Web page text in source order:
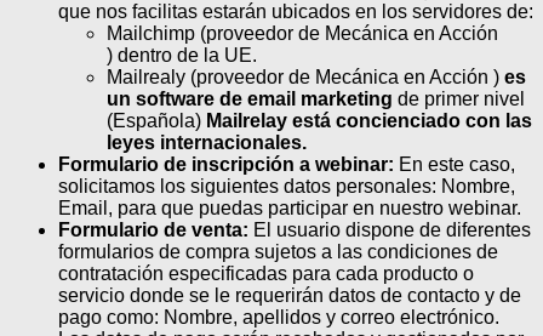
que nos facilitas estarán ubicados en los servidores de:
Mailchimp (proveedor de Mecánica en Acción
) dentro de la UE.
Mailrealy (proveedor de Mecánica en Acción ) es
un software de email marketing de primer nivel
(Española) Mailrelay está concienciado con las
leyes internacionales.
Formulario de inscripción a webinar: En este caso,
solicitamos los siguientes datos personales: Nombre,
Email, para que puedas participar en nuestro webinar.
Formulario de venta: El usuario dispone de diferentes
formularios de compra sujetos a las condiciones de
contratación especificadas para cada producto o
servicio donde se le requerirán datos de contacto y de
pago como: Nombre, apellidos y correo electrónico.